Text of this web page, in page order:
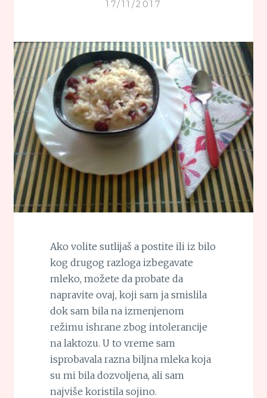
17/11/2017
Ako volite sutlijaš a postite ili iz bilo
kog drugog razloga izbegavate
mleko, možete da probate da
napravite ovaj, koji sam ja smislila
dok sam bila na izmenjenom
režimu ishrane zbog intolerancije
na laktozu. U to vreme sam
isprobavala razna biljna mleka koja
su mi bila dozvoljena, ali sam
najviše koristila sojino.